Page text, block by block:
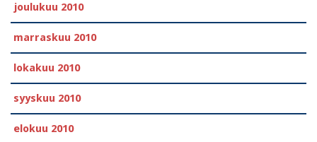
joulukuu 2010
marraskuu 2010
lokakuu 2010
syyskuu 2010
elokuu 2010